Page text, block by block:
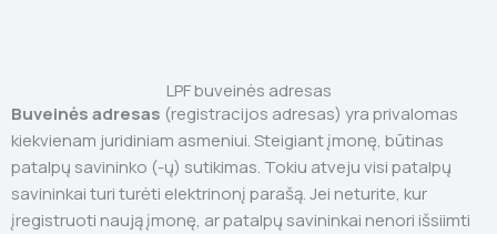
LPF buveinės adresas
Buveinės adresas (registracijos adresas) yra privalomas
kiekvienam juridiniam asmeniui. Steigiant įmonę, būtinas
patalpų savininko (-ų) sutikimas. Tokiu atveju visi patalpų
savininkai turi turėti elektrinonį parašą. Jei neturite, kur
įregistruoti naują įmonę, ar patalpų savininkai nenori išsiimti